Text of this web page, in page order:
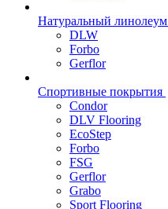
Натуральный линолеум
DLW
Forbo
Gerflor
Спортивные покрытия
Condor
DLV Flooring
EcoStep
Forbo
FSG
Gerflor
Grabo
Sport Flooring